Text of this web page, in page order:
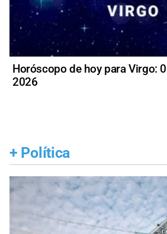
Horóscopo de hoy para Virgo:
2026
+ Política